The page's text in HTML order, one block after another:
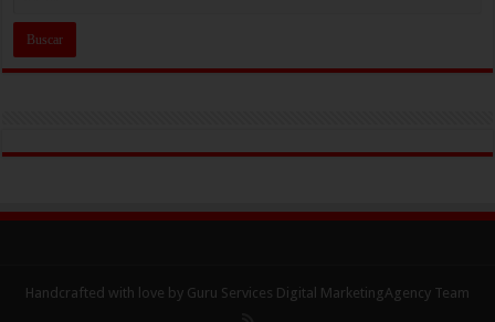
Handcrafted with love by Guru Services Digital MarketingAgency Team